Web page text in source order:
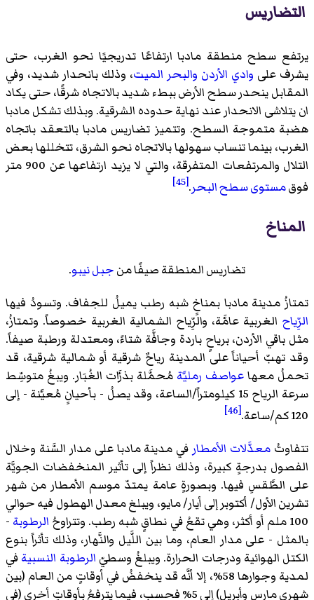
التضاريس
يرتفع سطح منطقة مادبا ارتفاعًا تدريجيًا نحو الغرب، حتى
يشرف على وادي الأردن والبحر الميت، وذلك بانحدار شديد، وفي
المقابل ينحدر سطح الأرض ببطء شديد بالاتجاه شرقًا، حتى يكاد
ان يتلاشى الانحدار عند نهاية حدوده الشرقية. وبذلك تشكل مادبا
هضبة متموجة السطح. وتتميز تضاريس مادبا بالتعقد باتجاه
الغرب، بينما تنساب سهولها بالاتجاه نحو الشرق، تتخللها بعض
التلال والمرتفعات المتفرقة، والتي لا يزيد ارتفاعها عن 900 متر
فوقمستوى سطح البحر.
[45]
المناخ
تضاريس المنطقة صيفًا منجبل نيبو.
تمتازُ مدينة مادبا بمناخٍ شبه رطب يميلُ للجفاف. وتسودُ فيها
الرِّياح الغربية عامَّة، والرِّياح الشمالية الغربية خصوصاً. وتمتازُ،
مثل باقي الأردن، برياحٍ باردة وجافَّة شتاءً، ومعتدلة ورطبة صيفاً.
وقد تهبّ أحياناً على المدينة رياحٌ شرقية أو شمالية شرقية، قد
تحملُ معهاعواصف رمليَّة مُحمَّلة بذرَّات الغُبَار. ويبغُ متوسِّط
سرعة الرياح 15 كيلومتراً/الساعة، وقد يصلُ - بأحيانٍ مُعيَّنة - إلى
120 كم/ساعة.
[46]
تتفاوتُ معدَّلات الأمطار في مدينة مادبا على مدار السَّنة وخلال
الفصول بدرجةٍ كبيرة، وذلك نظراً إلى تأثير المنخفضات الجويَّة
على الطَّقسِ فيها. وبصورةٍ عامة يمتدّ موسم الأمطار من شهر
تشرين الأول/ أكتوبر إلى أيار/ مايو، ويبلغ معدل الهطول فيه حوالي
100 ملم أو أكثر، وهي تقعُ في نطاقٍ شبه رطب. وتتراوحُ
الرطوبة -
بالمثل - على مدار العام، وما بين اللَّيل والنَّهار، وذلك تأثراً بنوع
الكتل الهوائية ودرجات الحرارة. ويبلغُ وسطيّ الرطوبة النسبيةفي
لمدية وجوارها 58%، إلا أنَّه قد ينخفضُ في أوقاتٍ من العام (بين
شهري مارس وأبريل) إلى 5% فحسب، فيما يترفعُ بأوقاتٍ أخرى (في